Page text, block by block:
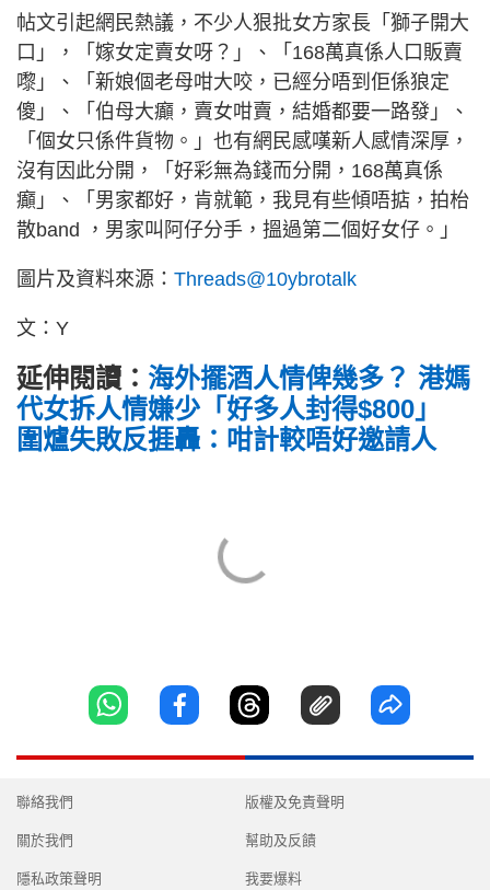
帖文引起網民熱議，不少人狠批女方家長「獅子開大
口」，「嫁女定賣女呀？」、「168萬真係人口販賣
嚟」、「新娘個老母咁大咬，已經分唔到佢係狼定
傻」、「伯母大癲，賣女咁賣，結婚都要一路發」、
「個女只係件貨物。」也有網民感嘆新人感情深厚，
沒有因此分開，「好彩無為錢而分開，168萬真係
癲」、「男家都好，肯就範，我見有些傾唔掂，拍枱
散band ，男家叫阿仔分手，搵過第二個好女仔。」
圖片及資料來源： Threads@10ybrotalk
文：Y
延伸閱讀： 海外擺酒人情俾幾多？ 港媽
代女拆人情嫌少「好多人封得$800」
圍爐失敗反捱轟：咁計較唔好邀請人
聯絡我們
關於我們
隱私政策聲明
版權及免責聲明
幫助及反饋
我要爆料